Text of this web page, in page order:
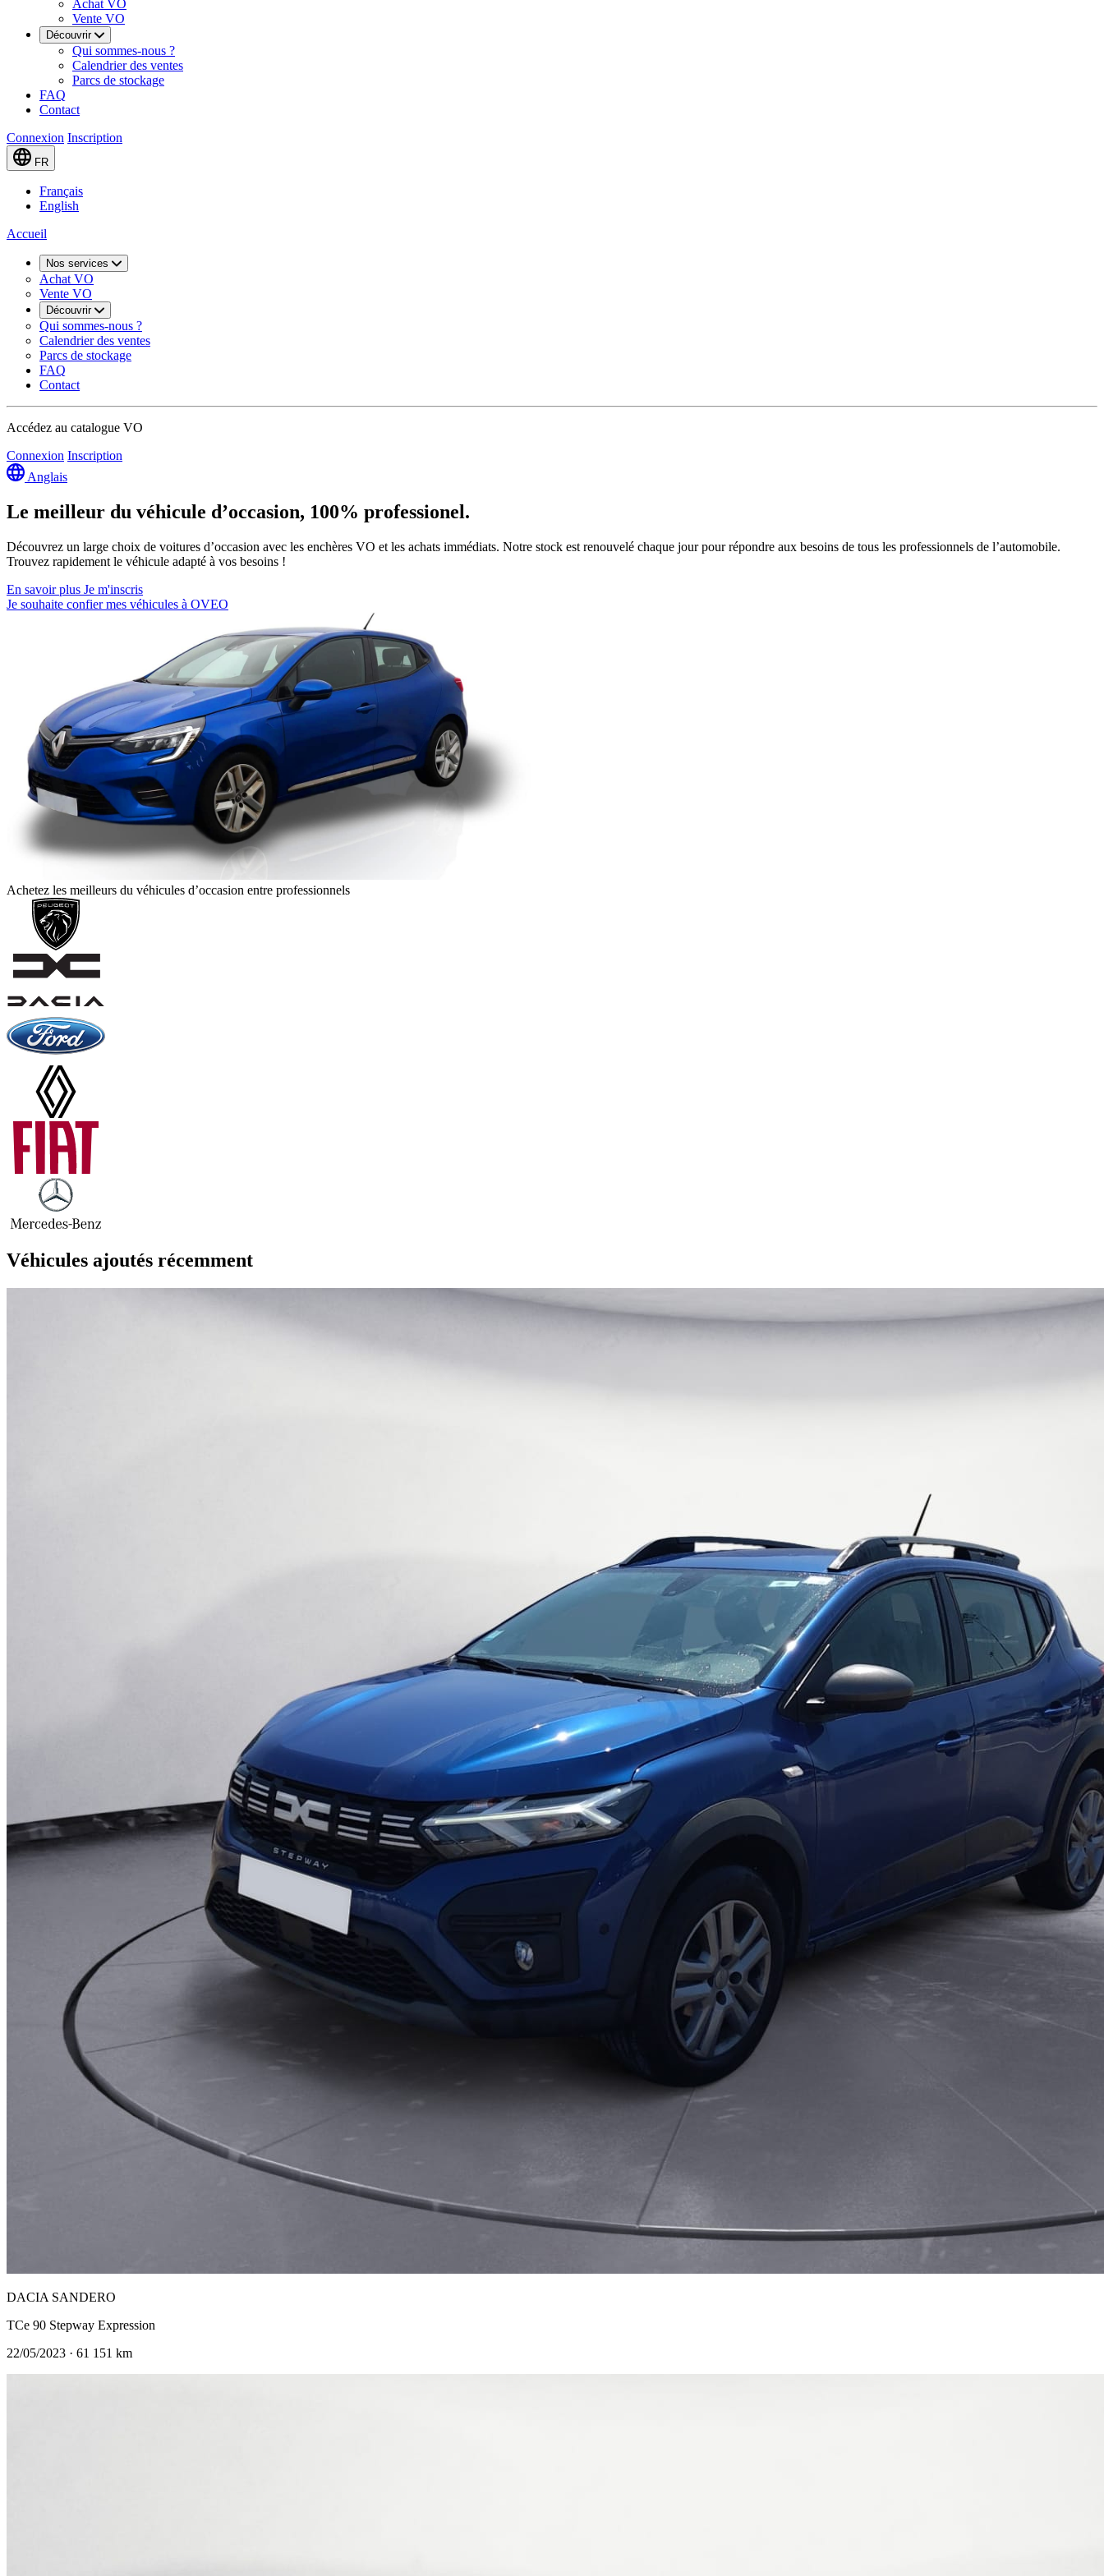
Achat VO
Vente VO
Découvrir
Qui sommes-nous ?
Calendrier des ventes
Parcs de stockage
FAQ
Contact
Connexion Inscription
FR
Français
English
Accueil
Nos services
Achat VO
Vente VO
Découvrir
Qui sommes-nous ?
Calendrier des ventes
Parcs de stockage
FAQ
Contact
Accédez au catalogue VO
Connexion Inscription
Anglais
Le meilleur du véhicule d’occasion, 100% professionel.
Découvrez un large choix de voitures d’occasion avec les enchères VO et les achats immédiats. Notre stock est renouvelé chaque jour pour répondre aux besoins de tous les professionnels de l’automobile.
Trouvez rapidement le véhicule adapté à vos besoins !
En savoir plus Je m'inscris
Je souhaite confier mes véhicules à OVEO
Achetez les meilleurs du véhicules d’occasion entre professionnels
Véhicules ajoutés récemment
DACIA SANDERO
TCe 90 Stepway Expression
22/05/2023 · 61 151 km